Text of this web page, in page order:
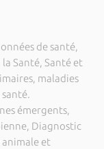
de santé,
Santé, Santé et
maladies
émergents,
Diagnostic
et